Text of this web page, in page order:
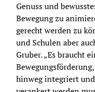
Genuss und
Bewegung zu
gerecht werden zu
und Schulen aber
Gruber. „Es braucht
hinweg integriert